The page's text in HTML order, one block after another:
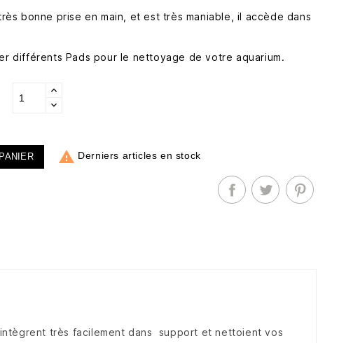
bonne prise en main, et est très maniable, il accède dans
différents Pads pour le nettoyage de votre aquarium.
 Derniers articles en stock
très facilement dans support et nettoient vos